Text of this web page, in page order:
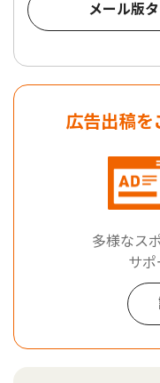
メール版
広告出稿を
多様なス
サポ